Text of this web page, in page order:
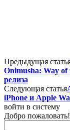
Предыдущая
Onimusha: Way of
релиза
Следующая статья
iPhone и Apple
войти в систему
Добро